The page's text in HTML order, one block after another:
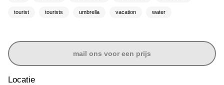
tourist tourists umbrella vacation water
mail ons voor een prijs
Locatie